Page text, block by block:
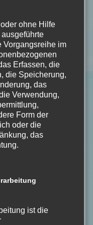
ohne Hilfe
Vorgangsreihe im
Erfassen, die
die Speicherung,
das
Verwendung,
Form der
oder die
das
ist die